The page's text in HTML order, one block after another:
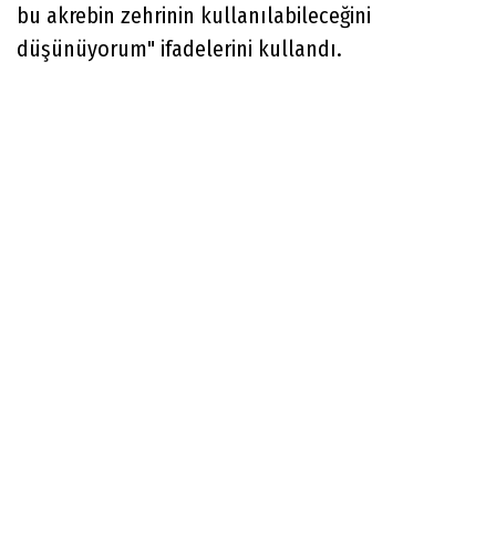
bu akrebin zehrinin kullanılabileceğini
düşünüyorum" ifadelerini kullandı.